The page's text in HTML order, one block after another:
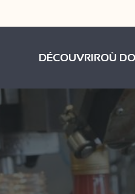
DÉCOUVRIROÙ